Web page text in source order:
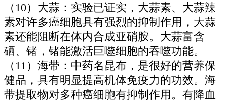
（10）大蒜：实验已证实，大蒜素、大蒜辣
素对许多癌细胞具有强烈的抑制作用，大蒜
素还能阻断在体内合成亚硝胺。大蒜富含
硒、锗，锗能激活巨噬细胞的吞噬功能。
（11）海带：中药名昆布，是很好的营养保
健品，具有明显提高机体免疫力的功效。海
带提取物对多种癌细胞有抑制作用。有降血